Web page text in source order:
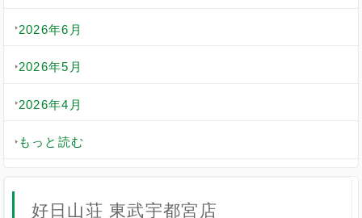
2026年6月
2026年5月
2026年4月
もっと読む
好日山荘 東武宇都宮店